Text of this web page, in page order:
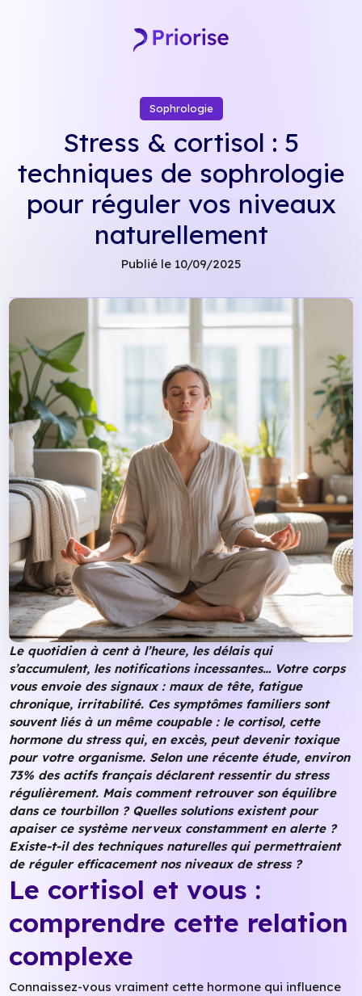
Sophrologie
Stress & cortisol : 5
techniques de sophrologie
pour réguler vos niveaux
naturellement
Publié le 10/09/2025
Le quotidien à cent à l’heure, les délais qui
s’accumulent, les notifications incessantes… Votre corps
vous envoie des signaux : maux de tête, fatigue
chronique, irritabilité. Ces symptômes familiers sont
souvent liés à un même coupable : le cortisol, cette
hormone du stress qui, en excès, peut devenir toxique
pour votre organisme. Selon une récente étude, environ
73% des actifs français déclarent ressentir du stress
régulièrement. Mais comment retrouver son équilibre
dans ce tourbillon ? Quelles solutions existent pour
apaiser ce système nerveux constamment en alerte ?
Existe-t-il des techniques naturelles qui permettraient
de réguler efficacement nos niveaux de stress ?
Le cortisol et vous :
comprendre cette relation
complexe
Connaissez-vous vraiment cette hormone qui influence